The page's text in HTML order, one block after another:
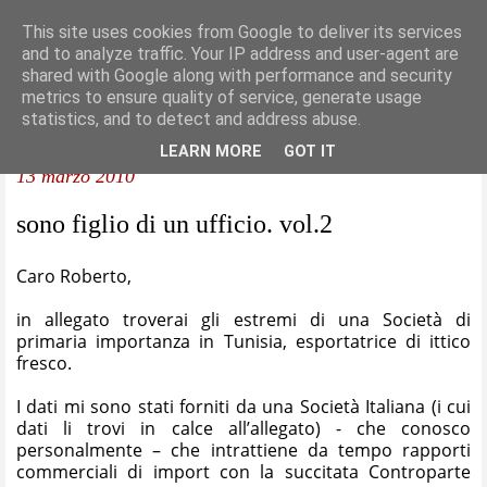
13 marzo 2010
sono figlio di un ufficio. vol.2
Caro Roberto,
in allegato troverai gli estremi di una Società di
primaria importanza in Tunisia, esportatrice di ittico
fresco.
I dati mi sono stati forniti da una Società Italiana (i cui
dati li trovi in calce all’allegato) - che conosco
personalmente – che intrattiene da tempo rapporti
commerciali di import con la succitata Controparte
This site uses cookies from Google to deliver its services
and to analyze traffic. Your IP address and user-agent are
shared with Google along with performance and security
metrics to ensure quality of service, generate usage
statistics, and to detect and address abuse.
LEARN MORE GOT IT